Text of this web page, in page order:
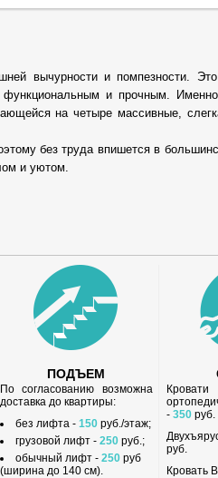
вычурности и помпезности.
и прочным.
на четыре массивные,
без труда впишется в
и уютом.
ПОДЪЕМ
По согласованию возможна
доставка до квартиры:
без лифта - 150руб./этаж;
грузовой лифт - 250руб.;
обычный лифт - 250руб
(ширина до 140 см).
- 350руб.
руб.
Кровать